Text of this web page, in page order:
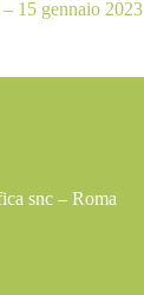
15 gennaio 2023
snc – Roma